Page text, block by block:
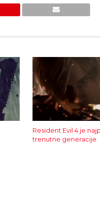
Resident Evil 4 je
trenutne generacije